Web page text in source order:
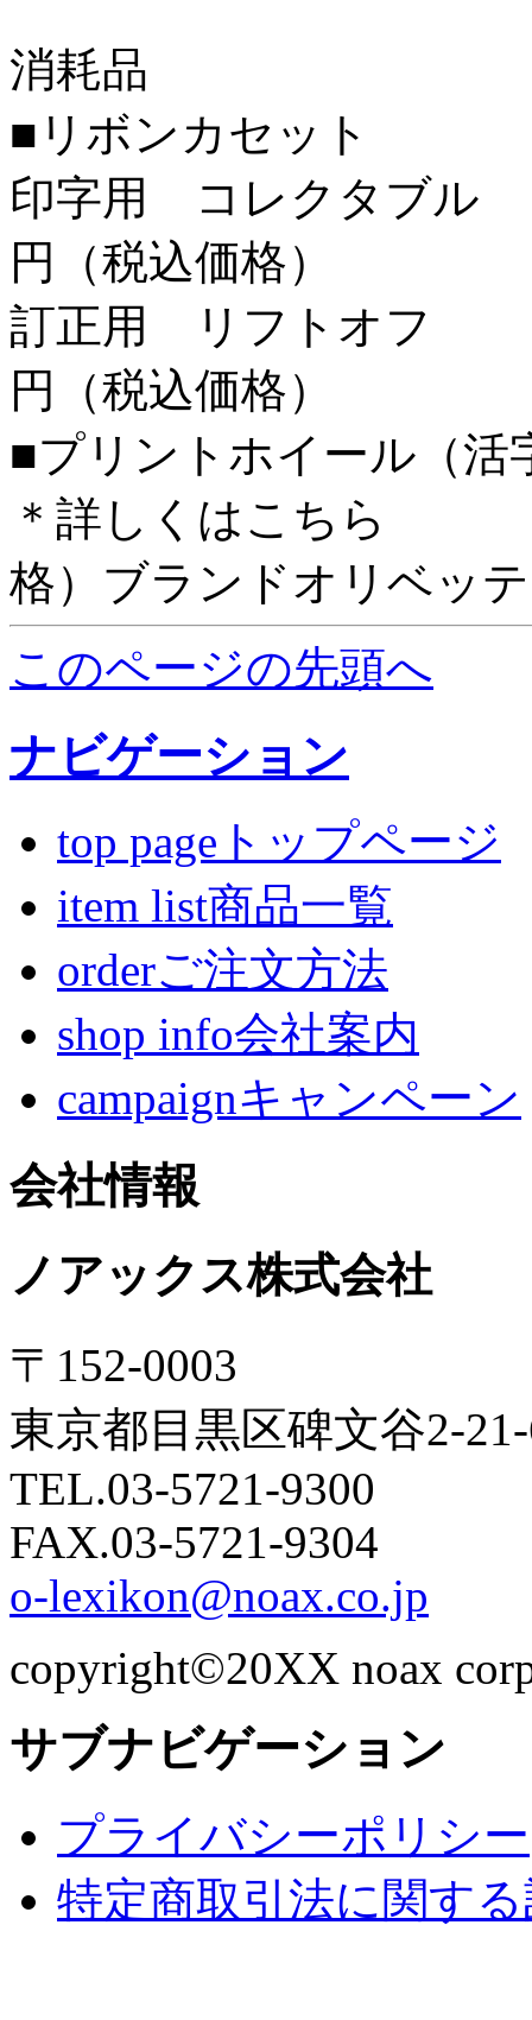
消耗品
■リボンカセット
印字用 コレクタブル
円（税込価格）
訂正用 リフトオフ
円（税込価格）
■プリントホイール（活
＊詳しくはこちら
格）ブランドオリベッ
このページの先頭へ
ナビゲーション
top pageトップページ
item list商品一覧
orderご注文方法
shop info会社案内
campaignキャンペーン
会社情報
ノアックス株式会社
〒152-0003
東京都目黒区碑文谷2-
TEL.03-5721-9300
FAX.03-5721-9304
o-lexikon@noax.co.jp
copyright©20XX noax
サブナビゲーション
プライバシーポリシー
特定商取引法に関す